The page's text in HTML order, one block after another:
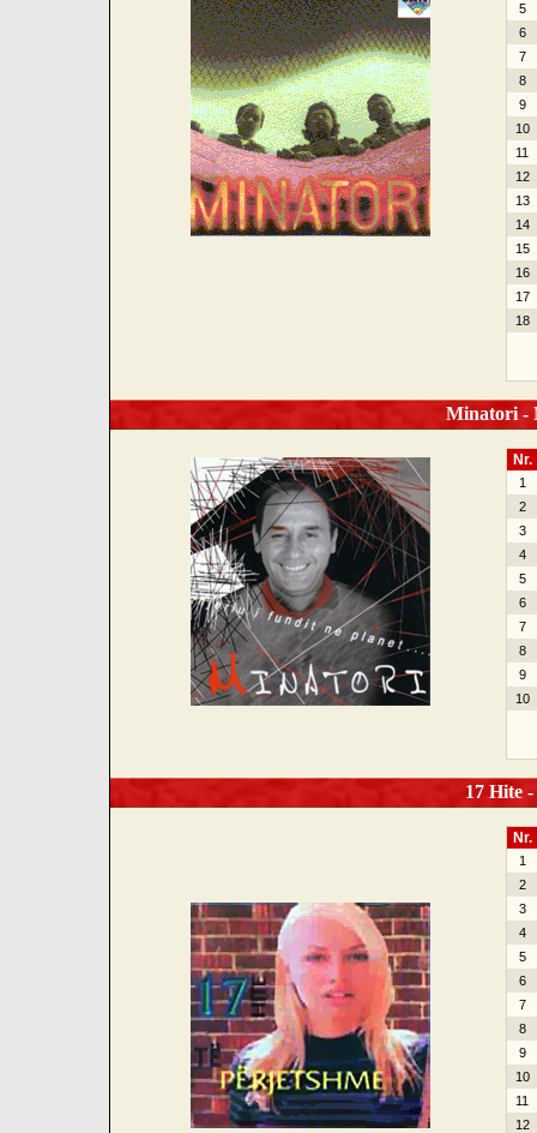
5
6
7
8
9
10
11
12
13
14
15
16
17
18
Minatori -
Nr.
1
2
3
4
5
6
7
8
9
10
17 Hite
Nr.
1
2
3
4
5
6
7
8
9
10
11
12